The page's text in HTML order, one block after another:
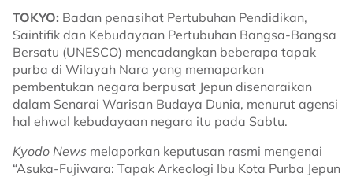
TOKYO: Badan penasihat Pertubuhan Pendidikan,
Saintifik dan Kebudayaan Pertubuhan Bangsa-Bangsa
Bersatu (UNESCO) mencadangkan beberapa tapak
purba di Wilayah Nara yang memaparkan
pembentukan negara berpusat Jepun disenaraikan
dalam Senarai Warisan Budaya Dunia, menurut agensi
hal ehwal kebudayaan negara itu pada Sabtu.
Kyodo News melaporkan keputusan rasmi mengenai
“Asuka-Fujiwara: Tapak Arkeologi Ibu Kota Purba Jepun